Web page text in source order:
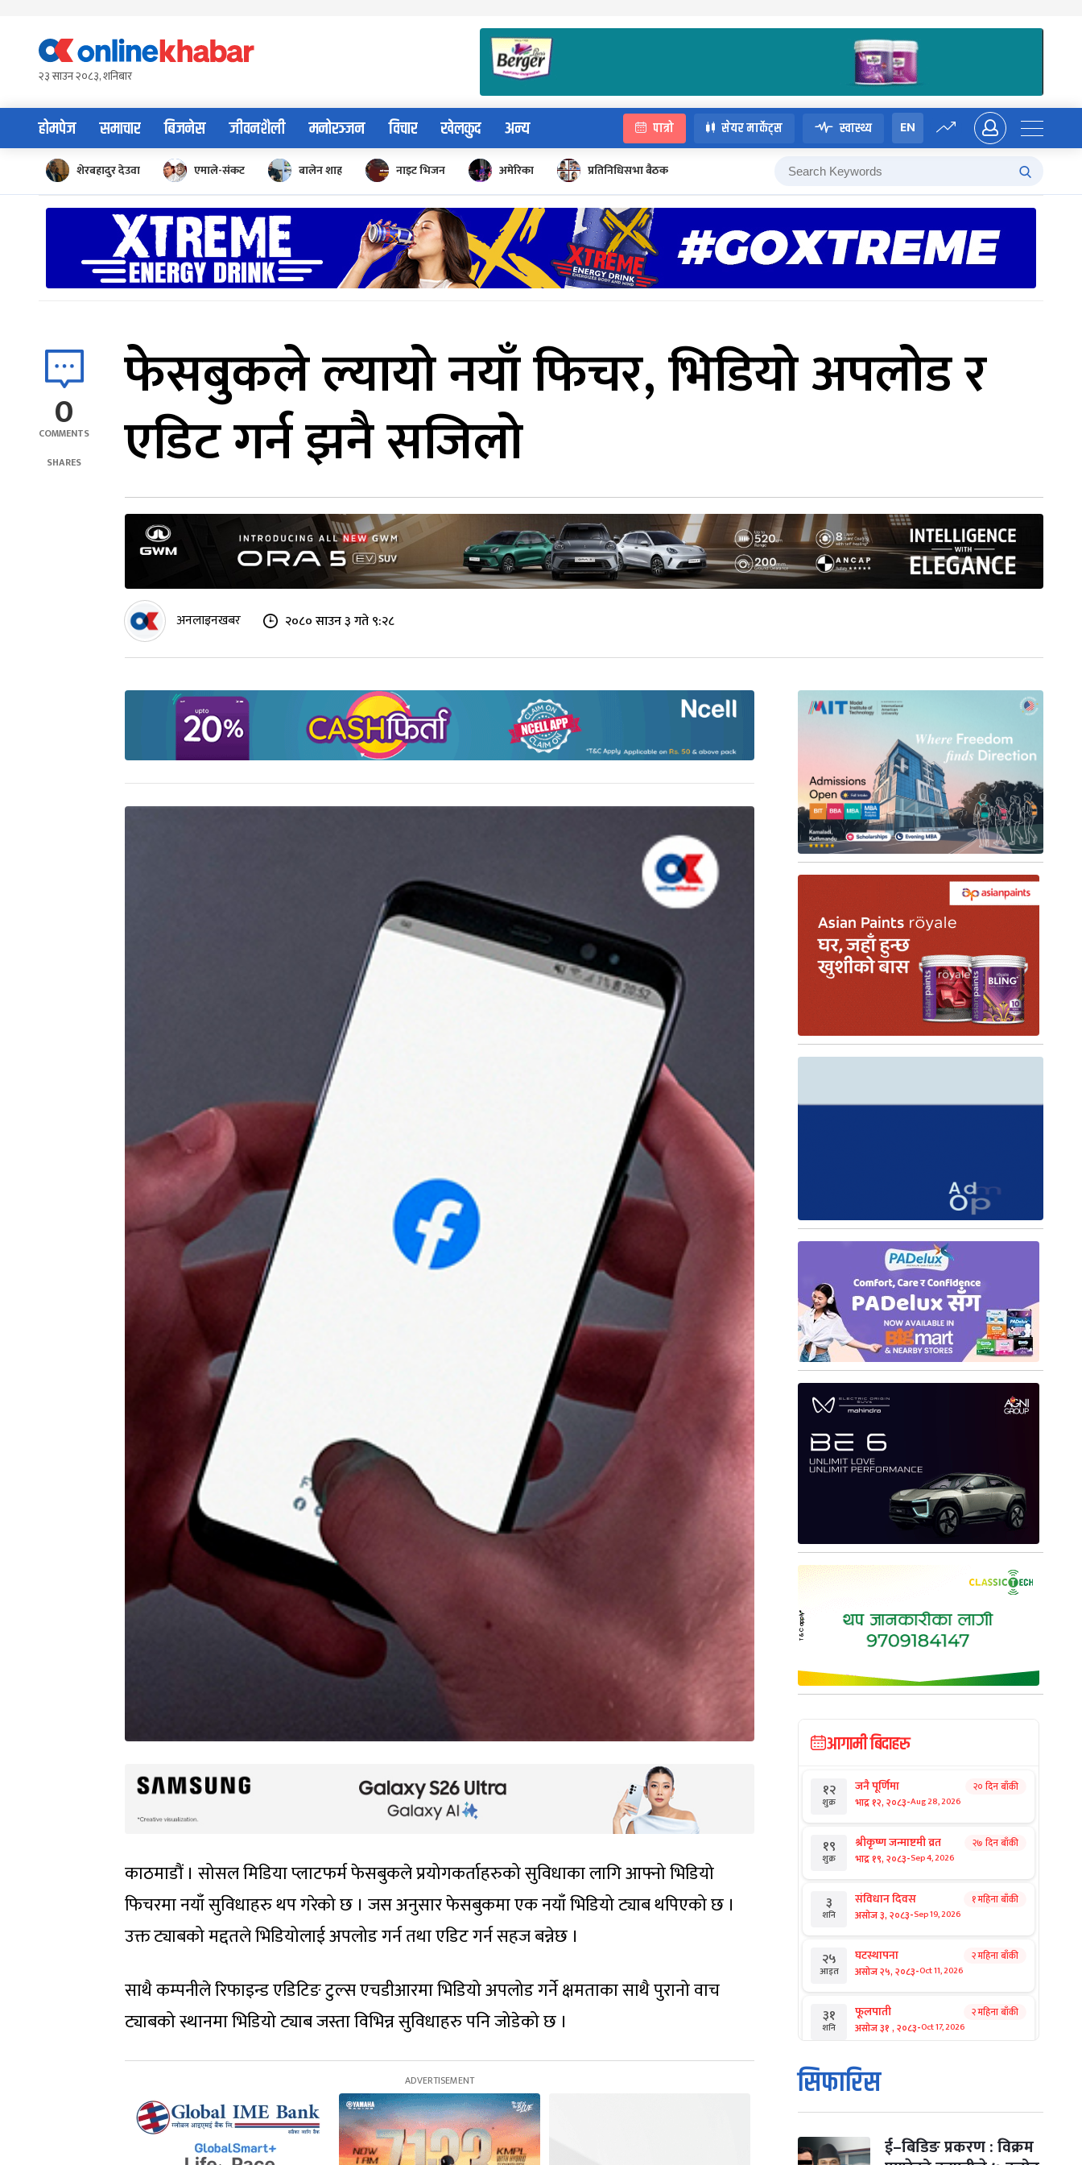
content२३ साउन २०८३, शनिबार
होमपेज समाचार बिजनेस जीवनशैली मनोरञ्जन विचार खेलकुद अन्य पात्रो सेयर मार्केट्स स्वास्थ्य EN
शेरबहादुर देउवा एमाले-संकट बालेन शाह नाइट भिजन अमेरिका प्रतिनिधिसभा बैठक
0
COMMENTS
SHARES
फेसबुकले ल्यायो नयाँ फिचर, भिडियो अपलोड र
एडिट गर्न झनै सजिलो
अनलाइनखबर २०८० साउन ३ गते ९:२८
काठमाडौं । सोसल मिडिया प्लाटफर्म फेसबुकले प्रयोगकर्ताहरुको सुविधाका लागि आफ्नो भिडियो
फिचरमा नयाँ सुविधाहरु थप गरेको छ । जस अनुसार फेसबुकमा एक नयाँ भिडियो ट्याब थपिएको छ ।
उक्त ट्याबको मद्दतले भिडियोलाई अपलोड गर्न तथा एडिट गर्न सहज बन्नेछ ।
साथै कम्पनीले रिफाइन्ड एडिटिङ टुल्स एचडीआरमा भिडियो अपलोड गर्ने क्षमताका साथै पुरानो वाच
ट्याबको स्थानमा भिडियो ट्याब जस्ता विभिन्न सुविधाहरु पनि जोडेको छ ।
आगामी बिदाहरु
१२
शुक्र
जनै पूर्णिमा
भाद्र १२, २०८३-Aug 28, 2026
२० दिन बाँकी
१९
शुक्र
श्रीकृष्ण जन्माष्टमी व्रत
भाद्र १९, २०८३-Sep 4, 2026
२७ दिन बाँकी
३
शनि
संविधान दिवस
असोज ३, २०८३-Sep 19, 2026
१ महिना बाँकी
२५
आइत
घटस्थापना
असोज २५, २०८३-Oct 11, 2026
२ महिना बाँकी
३१
शनि
फूलपाती
असोज ३१ , २०८३-Oct 17, 2026
२ महिना बाँकी
१
आइत
कार्तिक सङ्क्रान्ति
कार्तिक १, २०८३
मंगल कार्तिक ३, २०८३-Oct 20, 2026
सिफारिस
ई–बिडिङ प्रकरण : विक्रम